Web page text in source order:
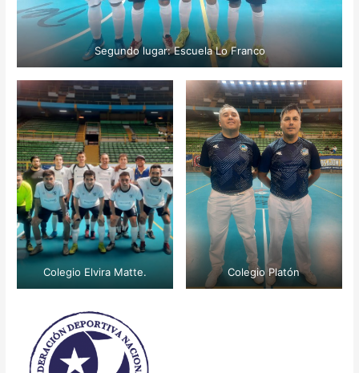
Segundo lugar: Escuela Lo Franco
Colegio Elvira Matte. Colegio Platón